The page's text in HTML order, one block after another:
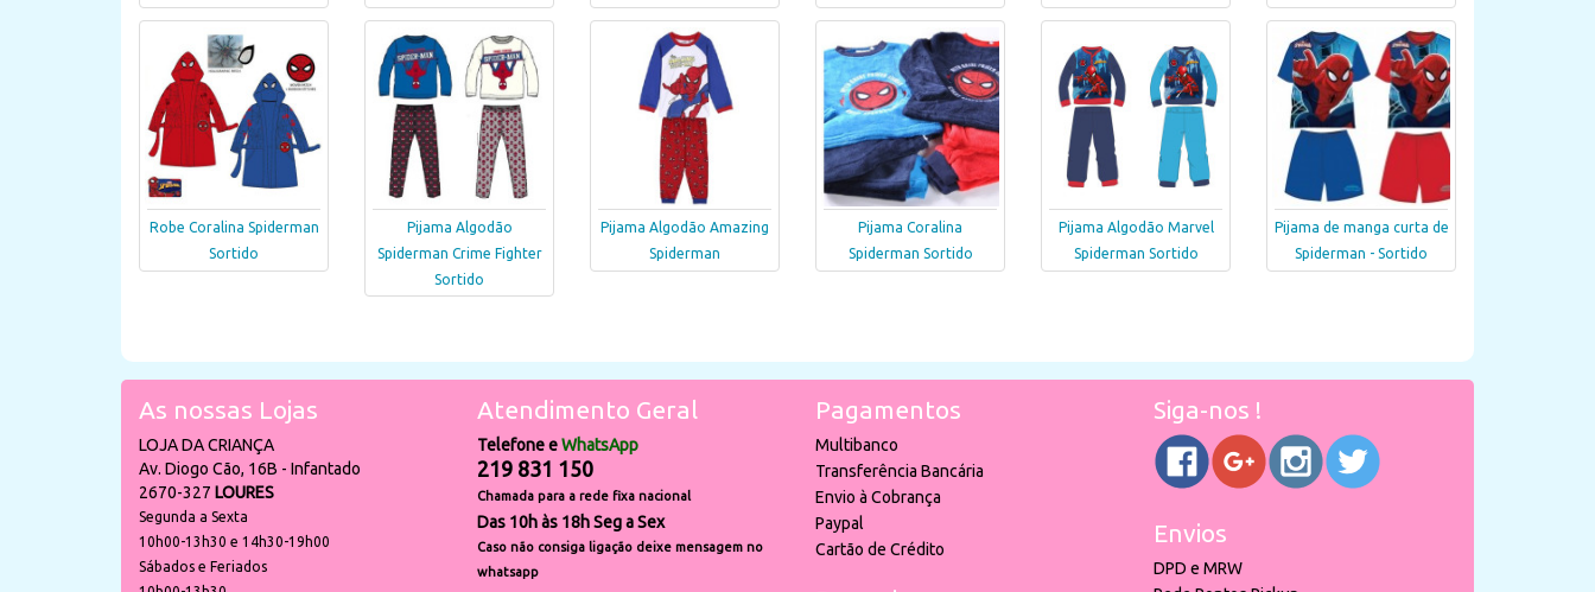
Robe Coralina Spiderman
Sortido
Pijama Algodão
Spiderman Crime Fighter
Sortido
Pijama Algodão Amazing
Spiderman
Pijama Coralina
Spiderman Sortido
Pijama Algodão Marvel
Spiderman Sortido
Pijama de manga curta de
Spiderman - Sortido
As nossas Lojas
LOJA DA CRIANÇA
Av. Diogo Cão, 16B - Infantado
2670-327 LOURES
Segunda a Sexta
10h00-13h30 e 14h30-19h00
Sábados e Feriados
Atendimento Geral
Telefone eWhatsApp
219 831 150
Chamada para a rede fixa nacional
Das 10h às 18h Seg a Sex
Caso não consiga ligação deixe mensagem no
whatsapp
Pagamentos
Multibanco
Transferência Bancária
Envio à Cobrança
Paypal
Cartão de Crédito
Siga-nos !
Envios
DPD e MRW